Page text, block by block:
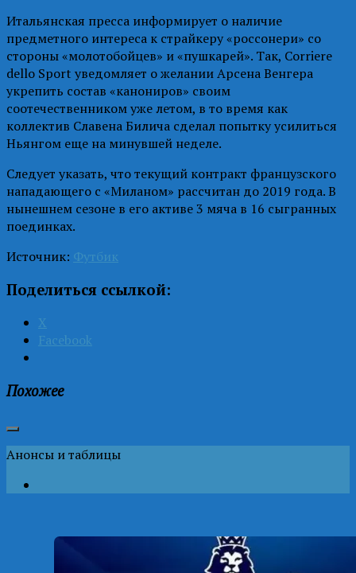
Итальянская пресса информирует о наличие
предметного интереса к страйкеру «россонери» со
стороны «молотобойцев» и «пушкарей». Так, Corriere
dello Sport уведомляет о желании Арсена Венгера
укрепить состав «канониров» своим
соотечественником уже летом, в то время как
коллектив Славена Билича сделал попытку усилиться
Ньянгом еще на минувшей неделе.
Следует указать, что текущий контракт французского
нападающего с «Миланом» рассчитан до 2019 года. В
нынешнем сезоне в его активе 3 мяча в 16 сыгранных
поединках.
Источник: Футбик
Поделиться ссылкой:
X
Facebook
Похожее
Анонсы и таблицы